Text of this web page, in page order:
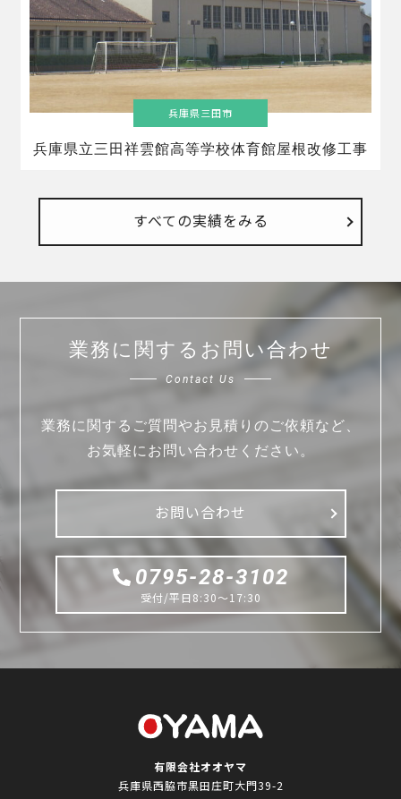
兵庫県三田市
兵庫県立三田祥雲館高等学校体育館屋根改修工事
すべての実績をみる
業務に関するお問い合わせ
Contact Us
業務に関するご質問やお見積りのご依頼など、
お気軽にお問い合わせください。
お問い合わせ
0795-28-3102
受付/平日8:30〜17:30
有限会社オオヤマ
兵庫県西脇市黒田庄町大門39-2